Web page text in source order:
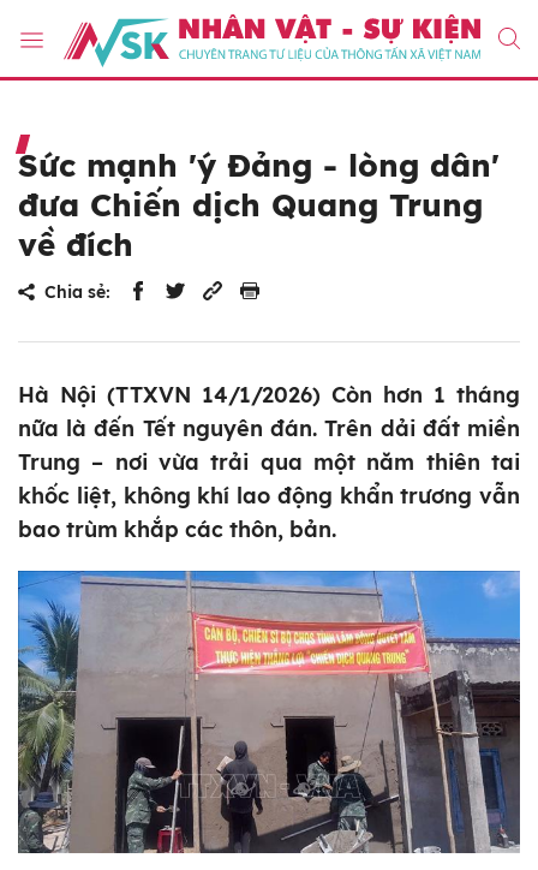
Sức mạnh 'ý Đảng - lòng dân'
đưa Chiến dịch Quang Trung
về đích
Chia sẻ:
Hà Nội (TTXVN 14/1/2026) Còn hơn 1 tháng
nữa là đến Tết nguyên đán. Trên dải đất miền
Trung – nơi vừa trải qua một năm thiên tai
khốc liệt, không khí lao động khẩn trương vẫn
bao trùm khắp các thôn, bản.